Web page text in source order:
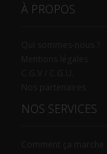
À PROPOS
NOS SERVICES